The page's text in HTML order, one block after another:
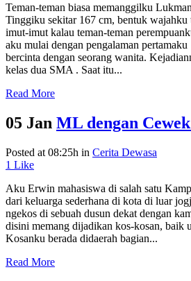
Teman-teman biasa memanggilku
Tinggiku sekitar 167 cm, bentuk wajahku
imut-imut kalau teman-teman
aku mulai dengan pengalaman
bercinta dengan seorang wanita.
kelas dua SMA . Saat itu...
Read More
05 Jan ML dengan
Posted at 08:25h in Cerita Dewasa
1 Like
Aku Erwin mahasiswa di salah satu
dari keluarga sederhana di kota di luar
ngekos di sebuah dusun dekat dengan
disini memang dijadikan kos-kosan, baik
Kosanku berada didaerah bagian...
Read More